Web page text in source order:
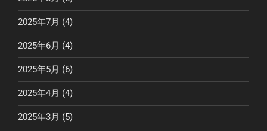
2025年7月 (4)
2025年6月 (4)
2025年5月 (6)
2025年4月 (4)
2025年3月 (5)